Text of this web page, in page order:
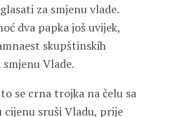
za smjenu vlade.
dva papka još uvijek,
skupštinskih
Vlade.
se crna trojka na čelu sa
cijenu sruši Vladu, prije